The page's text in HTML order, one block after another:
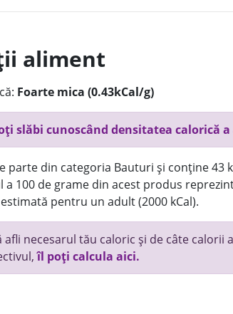
aliment
Foarte mica (0.43kCal/g)
slăbi cunoscând densitatea calorică
parte din categoria Bauturi și conține 43
a 100 de grame din acest produs
pentru un adult (2000 kCal).
afli necesarul tău caloric și de câte calorii
îl poți calcula aici.